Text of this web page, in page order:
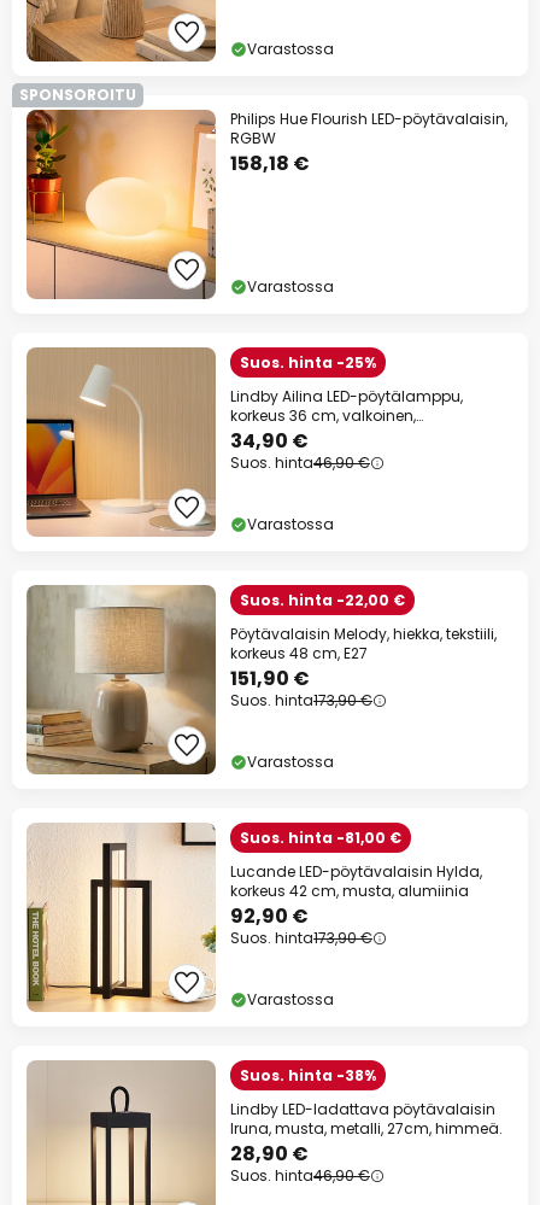
Varastossa
SPONSOROITU
Philips Hue Flourish LED-pöytävalaisin,
RGBW
158,18 €
Varastossa
Suos. hinta -25%
Lindby Ailina LED-pöytälamppu,
korkeus 36 cm, valkoinen,
himmennettävä
34,90 €
Suos. hinta46,90 €
Varastossa
Suos. hinta -22,00 €
Pöytävalaisin Melody, hiekka, tekstiili,
korkeus 48 cm, E27
151,90 €
Suos. hinta173,90 €
Varastossa
Suos. hinta -81,00 €
Lucande LED-pöytävalaisin Hylda,
korkeus 42 cm, musta, alumiinia
92,90 €
Suos. hinta173,90 €
Varastossa
Suos. hinta -38%
Lindby LED-ladattava pöytävalaisin
Iruna, musta, metalli, 27cm, himmeä.
28,90 €
Suos. hinta46,90 €